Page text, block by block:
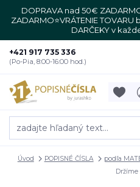
DOPRAVA nad 50€
ZADARMO⭐VRÁTENIE
DARČEKY v
+421 917 735 336
(Po-Pia, 8:00-16:00 hod.)
Úvod POPISNÉ ČÍSLA podľa
Držíme